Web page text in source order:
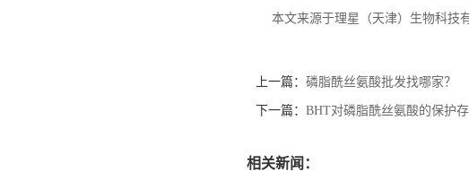
本文来源于理星（天津）生物科技
上一篇： 磷脂酰丝氨酸批发找哪家？
下一篇： BHT对磷脂酰丝氨酸的保护
相关新闻：